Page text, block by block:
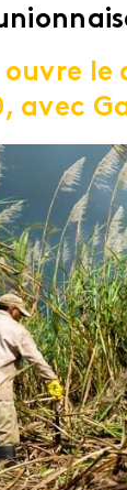
ouvre
avec